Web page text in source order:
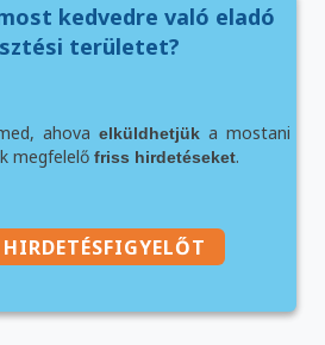
kedvedre való eladó
területet?
ahova elküldhetjük a mostani
megfelelő friss hirdetéseket.